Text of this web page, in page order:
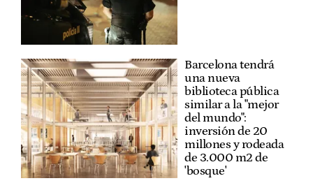
Barcelona tendrá
una nueva
biblioteca pública
similar a la "mejor
del mundo":
inversión de 20
millones y rodeada
de 3.000 m2 de
'bosque'